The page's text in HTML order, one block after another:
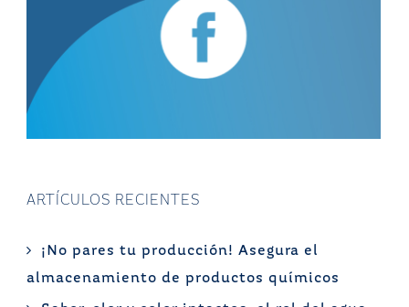
ARTÍCULOS RECIENTES
¡No pares tu producción! Asegura el
almacenamiento de productos químicos